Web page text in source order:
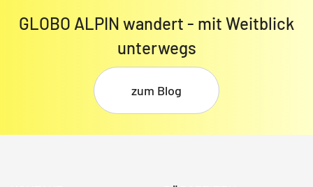
GLOBO ALPIN wandert - mit Weitblick
unterwegs
zum Blog